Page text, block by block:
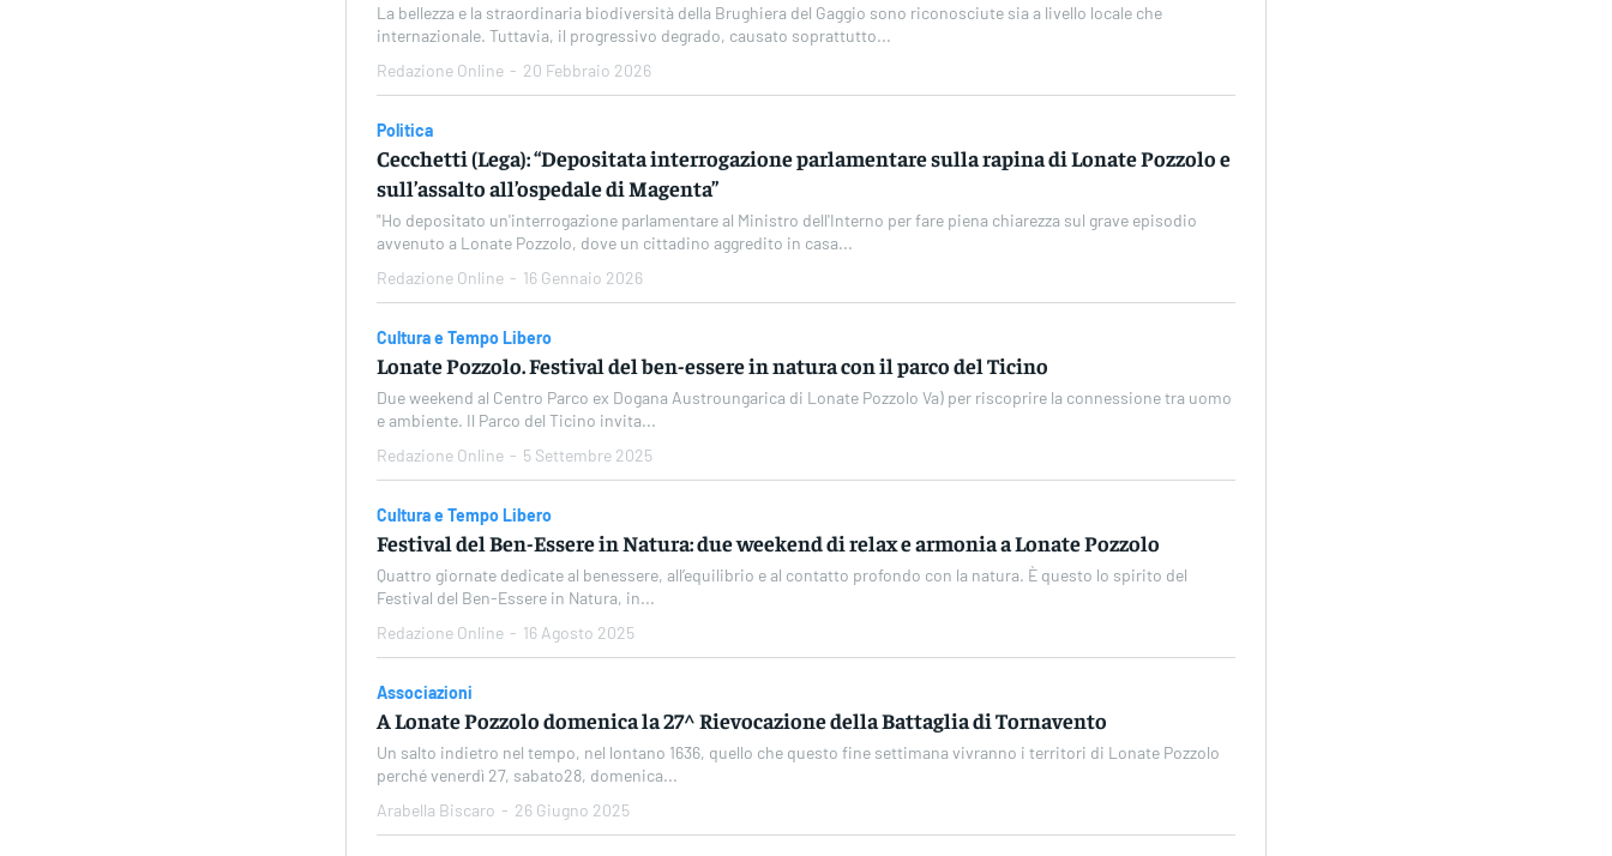
La bellezza e la straordinaria biodiversità della Brughiera del Gaggio sono riconosciute sia a livello locale che
internazionale. Tuttavia, il progressivo degrado, causato soprattutto...
Redazione Online - 20 Febbraio 2026
Politica
Cecchetti (Lega): “Depositata interrogazione parlamentare sulla rapina di Lonate Pozzolo e
sull’assalto all’ospedale di Magenta”
"Ho depositato un'interrogazione parlamentare al Ministro dell'Interno per fare piena chiarezza sul grave episodio
avvenuto a Lonate Pozzolo, dove un cittadino aggredito in casa...
Redazione Online - 16 Gennaio 2026
Cultura e Tempo Libero
Lonate Pozzolo. Festival del ben-essere in natura con il parco del Ticino
Due weekend al Centro Parco ex Dogana Austroungarica di Lonate Pozzolo Va) per riscoprire la connessione tra uomo
e ambiente. Il Parco del Ticino invita...
Redazione Online - 5 Settembre 2025
Cultura e Tempo Libero
Festival del Ben-Essere in Natura: due weekend di relax e armonia a Lonate Pozzolo
Quattro giornate dedicate al benessere, all’equilibrio e al contatto profondo con la natura. È questo lo spirito del
Festival del Ben-Essere in Natura, in...
Redazione Online - 16 Agosto 2025
Associazioni
A Lonate Pozzolo domenica la 27^ Rievocazione della Battaglia di Tornavento
Un salto indietro nel tempo, nel lontano 1636, quello che questo fine settimana vivranno i territori di Lonate Pozzolo
perché venerdì 27, sabato28, domenica...
Arabella Biscaro - 26 Giugno 2025